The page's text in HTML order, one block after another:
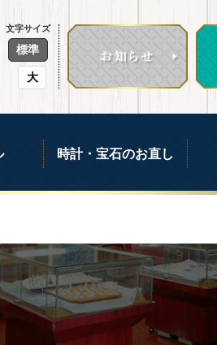
文字サイズ
標準
大
時計・宝石のお直し